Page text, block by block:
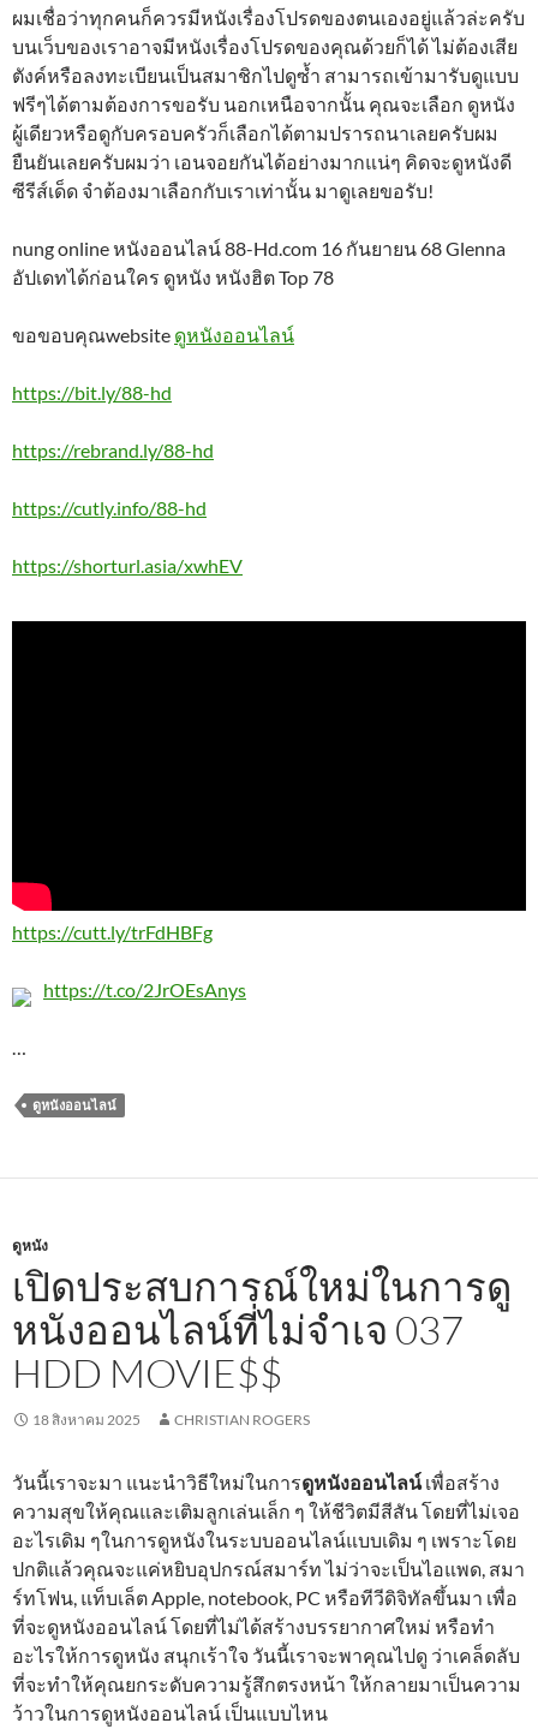
ผมเชื่อว่าทุกคนก็ควรมีหนังเรื่องโปรดของตนเองอยู่แล้วล่ะครับ
บนเว็บของเราอาจมีหนังเรื่องโปรดของคุณด้วยก็ได้ ไม่ต้องเสีย
ตังค์หรือลงทะเบียนเป็นสมาชิกไปดูซ้ำ สามารถเข้ามารับดูแบบ
ฟรีๆได้ตามต้องการขอรับ นอกเหนือจากนั้น คุณจะเลือก ดูหนัง
ผู้เดียวหรือดูกับครอบครัวก็เลือกได้ตามปรารถนาเลยครับผม
ยืนยันเลยครับผมว่า เอนจอยกันได้อย่างมากแน่ๆ คิดจะดูหนังดี
ซีรีส์เด็ด จำต้องมาเลือกกับเราเท่านั้น มาดูเลยขอรับ!
nung online หนังออนไลน์ 88-Hd.com 16 กันยายน 68 Glenna
อัปเดทได้ก่อนใคร ดูหนัง หนังฮิต Top 78
ขอขอบคุณwebsite ดูหนังออนไลน์
https://bit.ly/88-hd
https://rebrand.ly/88-hd
https://cutly.info/88-hd
https://shorturl.asia/xwhEV
https://cutt.ly/trFdHBFg
https://t.co/2JrOEsAnys
…
ดูหนังออนไลน์
ดูหนัง
เปิดประสบการณ์ใหม่ในการดู
หนังออนไลน์ที่ไม่จำเจ 037
HDD MOVIE$$
18 สิงหาคม 2025 CHRISTIAN ROGERS
วันนี้เราจะมา แนะนำวิธีใหม่ในการดูหนังออนไลน์เพื่อสร้าง
ความสุขให้คุณและเติมลูกเล่นเล็ก ๆ ให้ชีวิตมีสีสัน โดยที่ไม่เจอ
อะไรเดิม ๆในการดูหนังในระบบออนไลน์แบบเดิม ๆ เพราะโดย
ปกติแล้วคุณจะแค่หยิบอุปกรณ์สมาร์ท ไม่ว่าจะเป็นไอแพด, สมา
ร์ทโฟน, แท็บเล็ต Apple, notebook, PC หรือทีวีดิจิทัลขึ้นมา เพื่อ
ที่จะดูหนังออนไลน์ โดยที่ไม่ได้สร้างบรรยากาศใหม่ หรือทำ
อะไรให้การดูหนัง สนุกเร้าใจ วันนี้เราจะพาคุณไปดู ว่าเคล็ดลับ
ที่จะทำให้คุณยกระดับความรู้สึกตรงหน้า ให้กลายมาเป็นความ
ว้าวในการดูหนังออนไลน์ เป็นแบบไหน